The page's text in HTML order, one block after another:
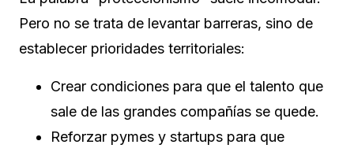
Pero no se trata de levantar barreras, sino de
establecer prioridades territoriales:
Crear condiciones para que el talento que
sale de las grandes compañías se quede.
Reforzar pymes y startups para que